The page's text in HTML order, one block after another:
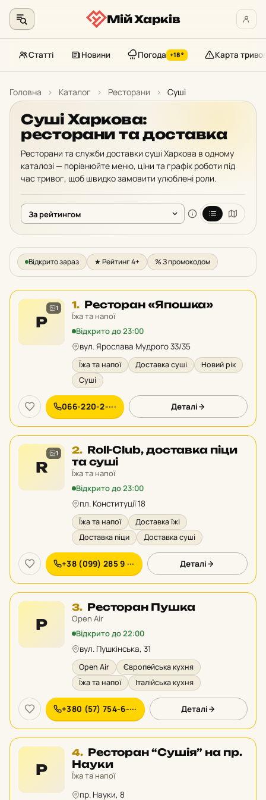
контенту
Мій Харків
Статті Новини Погода +18° Карта тривог
Головна › Каталог › Ресторани › Суші
Суші Харкова:
ресторани та доставка
Ресторани та служби доставки суші Харкова в одному
каталозі — порівнюйте меню, ціни та графік роботи під
час тривог, щоб швидко замовити улюблені роли.
Відкрито зараз ★ Рейтинг 4+ % З промокодом
Р
1 1. Місце
1
у
рейтингу:
Ресторан «Япошка»
Їжа та напої
Відкрито до 23:00
вул. Ярослава Мудрого 33/35
Їжа та напої Доставка суші
Новий рік
Суші
066-220-2-··· Деталі
R
1 2. Місце
2
у
рейтингу:
Roll-Club, доставка піци
та суші
Їжа та напої
Відкрито до 23:00
пл. Конституції 18
Їжа та напої
Доставка їжі
Доставка піци
Доставка суші
+38 (099) 285 9 ··· Деталі
Р
3. Місце
3
у
рейтингу:
Ресторан Пушка
Open Air
Відкрито до 22:00
вул. Пушкінська, 31
Open Air
Європейська кухня
Їжа та напої
Італійська кухня
+380 (57) 754-6-··· Деталі
Р
4. Місце
4
у
Ресторан “Сушія” на пр.
Науки
Їжа та напої
пр. Науки, 8